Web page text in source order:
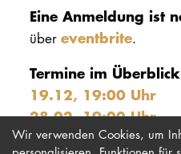
Eine Anmeldung ist
über eventbrite.
Termine im Überblick
19.12, 19:00 Uhr
28.02, 19:00 Uhr
Wir verwenden Cookies, um